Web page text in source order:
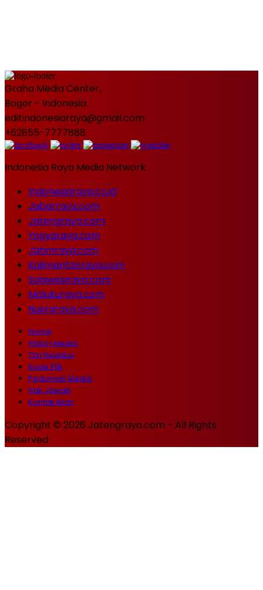
Graha Media Center,
Bogor - Indonesia
editindonesiaraya@gmail.com
+62855-7777888
Indonesia Raya Media Network
Indonesiaraya.co.id
Jabarraya.com
Jatengraya.com
Yogyaraya.com
Jatimraya.com
Kalimantanraya.com
Sulawesiraya.com
Malukuraya.com
Nusraraya.com
Home
Histori Media
Tim Redaksi
Kode Etik
Pedoman Media
Hak Jawab
Kontak Iklan
Copyright © 2026 Jatengraya.com - All Rights
Reserved